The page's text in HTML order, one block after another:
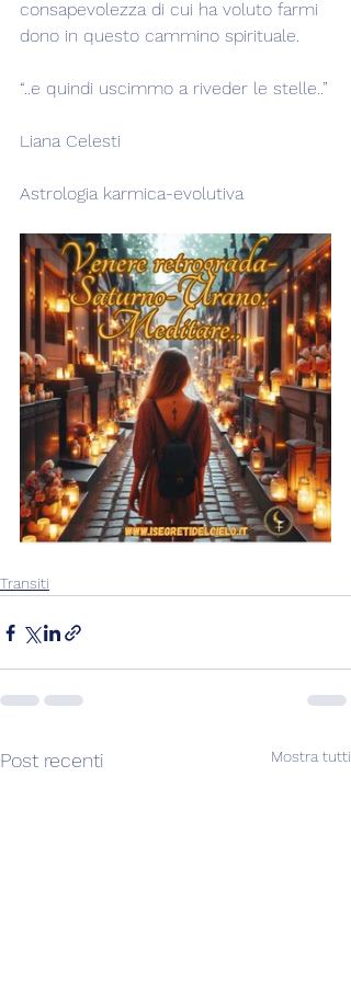
consapevolezza di cui ha voluto farmi
dono in questo cammino spirituale.
“..e quindi uscimmo a riveder le stelle..”
Liana Celesti
Astrologia karmica-evolutiva
Transiti
Post recenti Mostra tutti